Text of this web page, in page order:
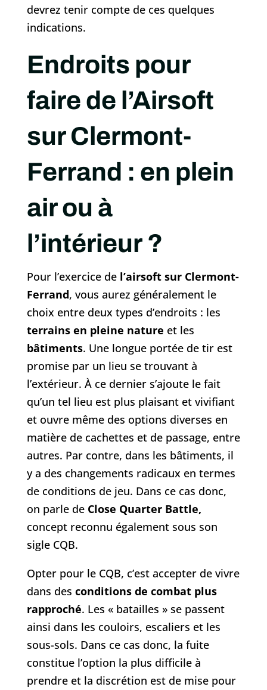
devrez tenir compte de ces quelques
indications.
Endroits pour
faire de l’Airsoft
sur Clermont-
Ferrand : en plein
air ou à
l’intérieur ?
Pour l’exercice de l’airsoft sur Clermont-
Ferrand, vous aurez généralement le
choix entre deux types d’endroits : les
terrains en pleine nature et les
bâtiments. Une longue portée de tir est
promise par un lieu se trouvant à
l’extérieur. À ce dernier s’ajoute le fait
qu’un tel lieu est plus plaisant et vivifiant
et ouvre même des options diverses en
matière de cachettes et de passage, entre
autres. Par contre, dans les bâtiments, il
y a des changements radicaux en termes
de conditions de jeu. Dans ce cas donc,
on parle de Close Quarter Battle,
concept reconnu également sous son
sigle CQB.
Opter pour le CQB, c’est accepter de vivre
dans des conditions de combat plus
rapproché. Les « batailles » se passent
ainsi dans les couloirs, escaliers et les
sous-sols. Dans ce cas donc, la fuite
constitue l’option la plus difficile à
prendre et la discrétion est de mise pour